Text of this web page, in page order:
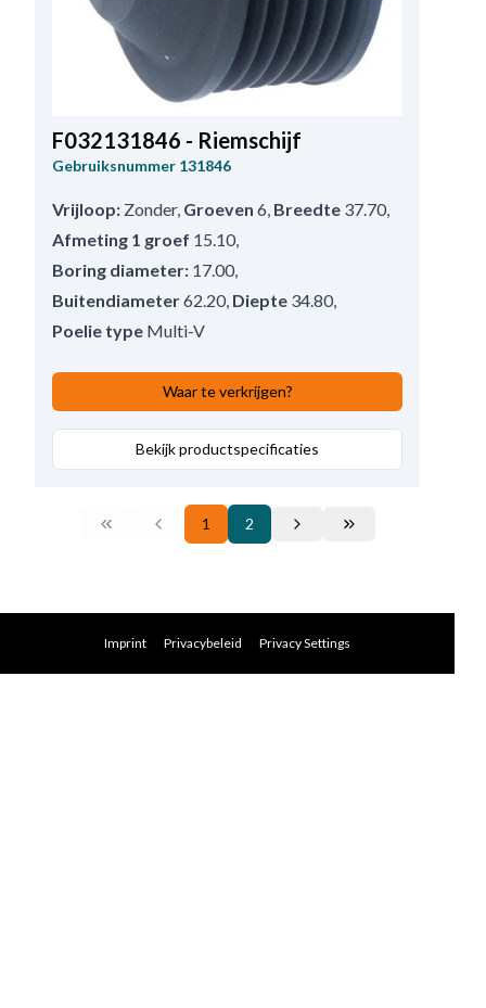
F032131846 - Riemschijf
Gebruiksnummer 131846
Vrijloop: Zonder, Groeven 6, Breedte 37.70,
Afmeting 1 groef 15.10,
Boring diameter: 17.00,
Buitendiameter62.20, Diepte 34.80,
Poelie type Multi-V
Waar te verkrijgen?
Bekijk productspecificaties
1 2
Imprint Privacybeleid Privacy Settings